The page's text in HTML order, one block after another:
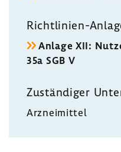
Richtlinien-​
Anlage XII:
35a SGB V
Zustän­diger
Arznei­mittel